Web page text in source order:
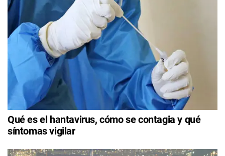
Qué es el hantavirus, cómo se contagia y qué
síntomas vigilar